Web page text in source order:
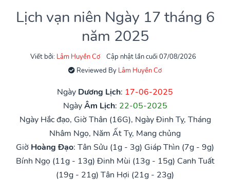
Lịch vạn niên Ngày 17 tháng 6
năm 2025
Viết bởi: Lâm Huyền Cơ
Cập nhật lần cuối 07/08/2026
Reviewed By Lâm Huyền Cơ
Ngày Dương Lịch: 17-06-2025
NgàyÂm Lịch: 22-05-2025
Ngày Hắc đạo, Giờ Thân (16G), Ngày Đinh Tỵ, Tháng
Nhâm Ngọ, Năm Ất Tỵ, Mang chủng
Giờ Hoàng Đạo: Tân Sửu (1g - 3g) Giáp Thìn (7g - 9g)
Bính Ngọ (11g - 13g) Đinh Mùi (13g - 15g) Canh Tuất
(19g - 21g) Tân Hợi (21g - 23g)